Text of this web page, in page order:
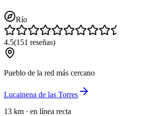
Río
4.5(151 reseñas)
Pueblo de la red más cercano
Lucainena de las Torres
13 km · en línea recta